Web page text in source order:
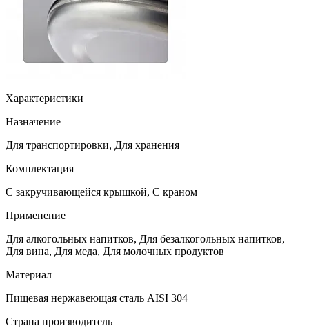
Характеристики
Назначение
Для транспортировки, Для хранения
Комплектация
С закручивающейся крышкой, С краном
Применение
Для алкогольных напитков, Для безалкогольных напитков,
Для вина, Для меда, Для молочных продуктов
Материал
Пищевая нержавеющая сталь AISI 304
Страна производитель